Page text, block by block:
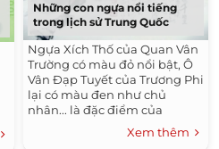
Những con ngựa nổi tiếng
trong lịch sử Trung Quốc
Ngựa Xích Thố của Quan Vân
Trường có màu đỏ nổi bật, Ô
Vân Đạp Tuyết của Trương Phi
lại có màu đen như chủ
nhân... là đặc điểm của
những con ngựa nổi tiếng
thời cổ đại. 1. Ngựa Xích...
Xem thêm